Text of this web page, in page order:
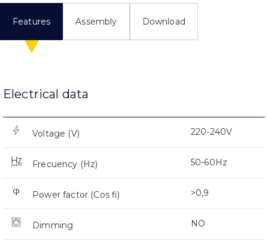
Features Assembly Download
Electrical data
Voltage (V) 220-240V
Frecuency (Hz) 50-60Hz
Power factor (Cos fi) >0,9
Dimming NO